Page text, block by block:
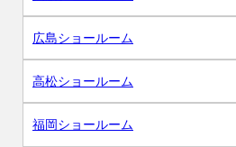
広島ショールーム
高松ショールーム
福岡ショールーム